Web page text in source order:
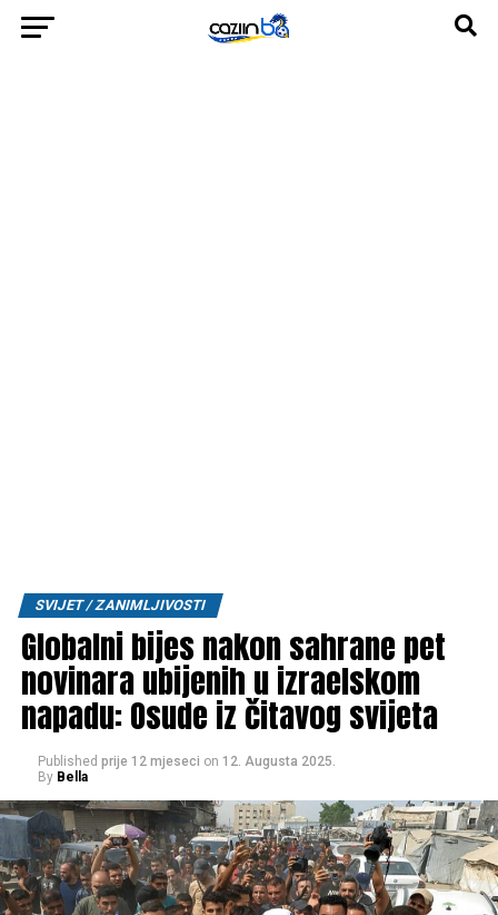
SVIJET / ZANIMLJIVOSTI
Globalni bijes nakon sahrane pet
novinara ubijenih u izraelskom
napadu: Osude iz čitavog svijeta
Published prije 12 mjeseci on 12. Augusta 2025.
By Bella